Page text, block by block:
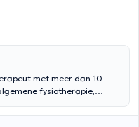
met meer dan 10
fysiotherapie,
behaald tussen 2000